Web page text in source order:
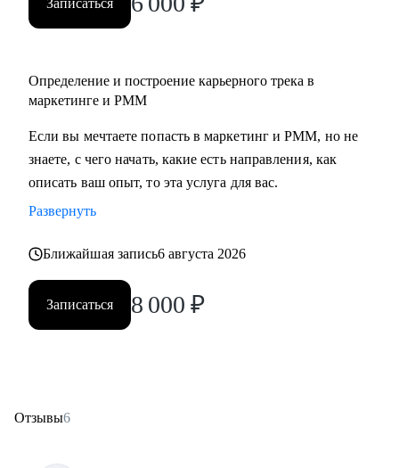
• Middle/senior специалистам в маркетинге и PMM для
• Всем, кто точно понимает, что хочет попасть в Digital-
маркетинг и PMM, но не знает, какие бывают направления,
с чего можно начать, в какую сторону двигаться.
Записаться
Определение и построение карьерного трека в
маркетинге и PMM
Если вы мечтаете попасть в маркетинг и PMM, но не
знаете, с чего начать, какие есть направления, как
описать ваш опыт, то эта услуга для вас.
Развернуть
Ближайшая запись6 августа 2026
Записаться 8 000 ₽
Отзывы6